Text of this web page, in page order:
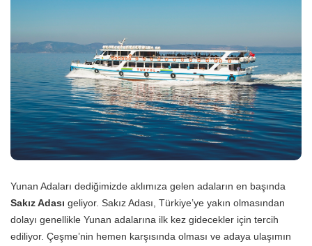
Yunan Adaları dediğimizde aklımıza gelen adaların en başında
Sakız Adası geliyor. Sakız Adası, Türkiye’ye yakın olmasından
dolayı genellikle Yunan adalarına ilk kez gidecekler için tercih
ediliyor. Çeşme’nin hemen karşısında olması ve adaya ulaşımın